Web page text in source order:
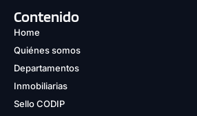
Contenido
Home
Quiénes somos
Departamentos
Inmobiliarias
Sello CODIP